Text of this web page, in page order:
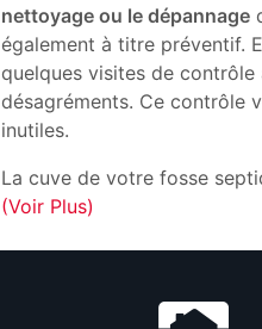
nettoyage ou le dépannage
également à titre préventif.
quelques visites de
désagréments. Ce contrôle
inutiles.
La cuve de votre fosse
(Voir Plus)